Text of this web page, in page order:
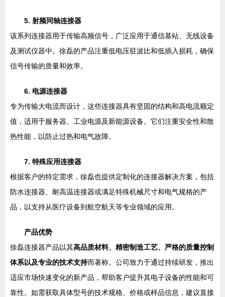
5. 射频同轴连接器
该系列连接器用于传输高频信号，广泛应用于通信基站、无线设备
及测试仪器中。徐磊的产品注重低电压驻波比和低插入损耗，确保
信号传输的质量和效率。
6. 电源连接器
专为传输大电流而设计，这些连接器具有坚固的结构和高电流额定
值，适用于服务器、工业电源及新能源设备。它们注重安全性和散
热性能，以防止过热和电气故障。
7. 特殊应用连接器
根据客户的特定需求，徐磊也提供定制化的连接器解决方案，包括
防水连接器、耐高温连接器或满足特殊机械尺寸和电气规格的产
品，以支持从医疗设备到航空航天等专业领域的应用。
产品优势
徐磊连接器产品以其高品质材料、精密制造工艺、严格的质量控制
体系以及专业的技术支持而著称。公司致力于通过持续研发，推出
适应市场快速变化的新产品，帮助客户提升其电子设备的性能和可
靠性。如需获取具体型号的技术规格、价格或样品信息，建议直接